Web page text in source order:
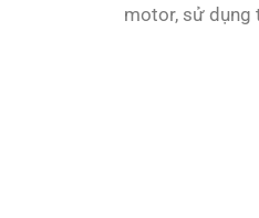
motor, sử dụng